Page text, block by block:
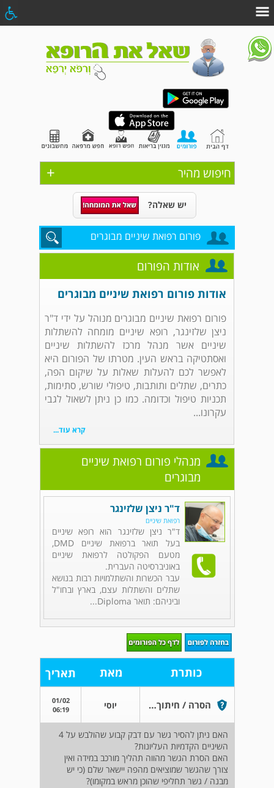
+ חיפוש מהיר
יש שאלה?
פורום רפואת שיניים מבוגרים
אודות הפורום
אודות פורום רפואת שיניים מבוגרים
פורום רפואת שיניים מבוגרים מנוהל על ידי ד"ר
ניצן שלזינגר, רופא שיניים מומחה להשתלות
שיניים אשר מנהל מרכז להשתלות שיניים
ואסתטיקה בראש העין. מטרתו של הפורום היא
לאפשר לכם להעלות שאלות על שיקום הפה,
כתרים, שתלים ותותבות, טיפולי שורש, סתימות,
תכניות טיפול וכדומה. כמו כן ניתן לשאול לגבי
עקרונו...
קרא עוד...
מנהלי פורום רפואת שיניים
מבוגרים
ד"ר ניצן שלזינגר
רפואת שיניים
ד"ר ניצן שלזינגר הוא רופא שיניים
בעל תואר ברפואת שיניים DMD,
מטעם הפקולטה לרפואת שיניים
באוניברסיטה העברית.
עבר הכשרות והשתלמויות רבות בנושא
שתלים והשתלות עצם, בארץ ובחו"ל
וביניהם: תואר Diploma...
כותרת מאת תאריך
הסרה / חיתוך של גשר קבוע שמולבש על השיניים יוסי
01/02
06:19
האם ניתן להסיר גשר עם דבק קבוע שהולבש על 4
השיניים הקדמיות העליונות?
האם הסרת הגשר מהווה תהליך מורכב במידה ואין
צורך שהגשר שמוציאים מהפה יישאר שלם (כי יש
מבנה / גשר תחליפי שהוכן מראש במקומו)?